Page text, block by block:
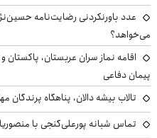
عدد باورنکردنی رضایت‌نامه
می‌خواهد؟
اقامه نماز سران عربستان،
پیمان دفاعی
تالاب بیشه دالان، پناهگاه پرندگان
تماس شبانه پورعلی‌گنجی با